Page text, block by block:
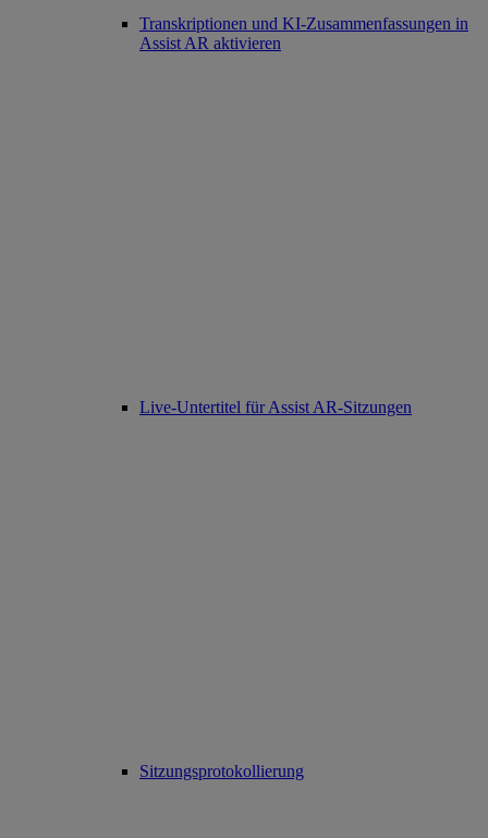
Transkriptionen und KI-Zusammenfassungen in
Assist AR aktivieren
Live-Untertitel für Assist AR-Sitzungen
Sitzungsprotokollierung